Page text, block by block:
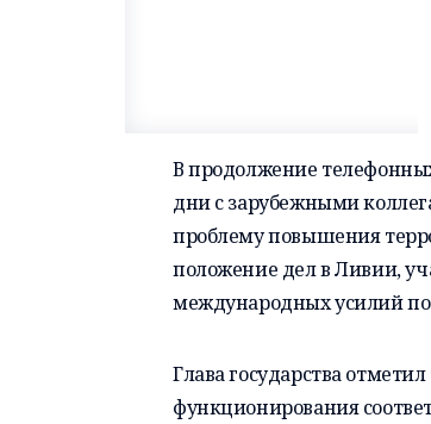
В продолжение
дни с зарубежными
проблему повышения
положение дел в Ливии,
международных усилий по
Глава государства
функционирования